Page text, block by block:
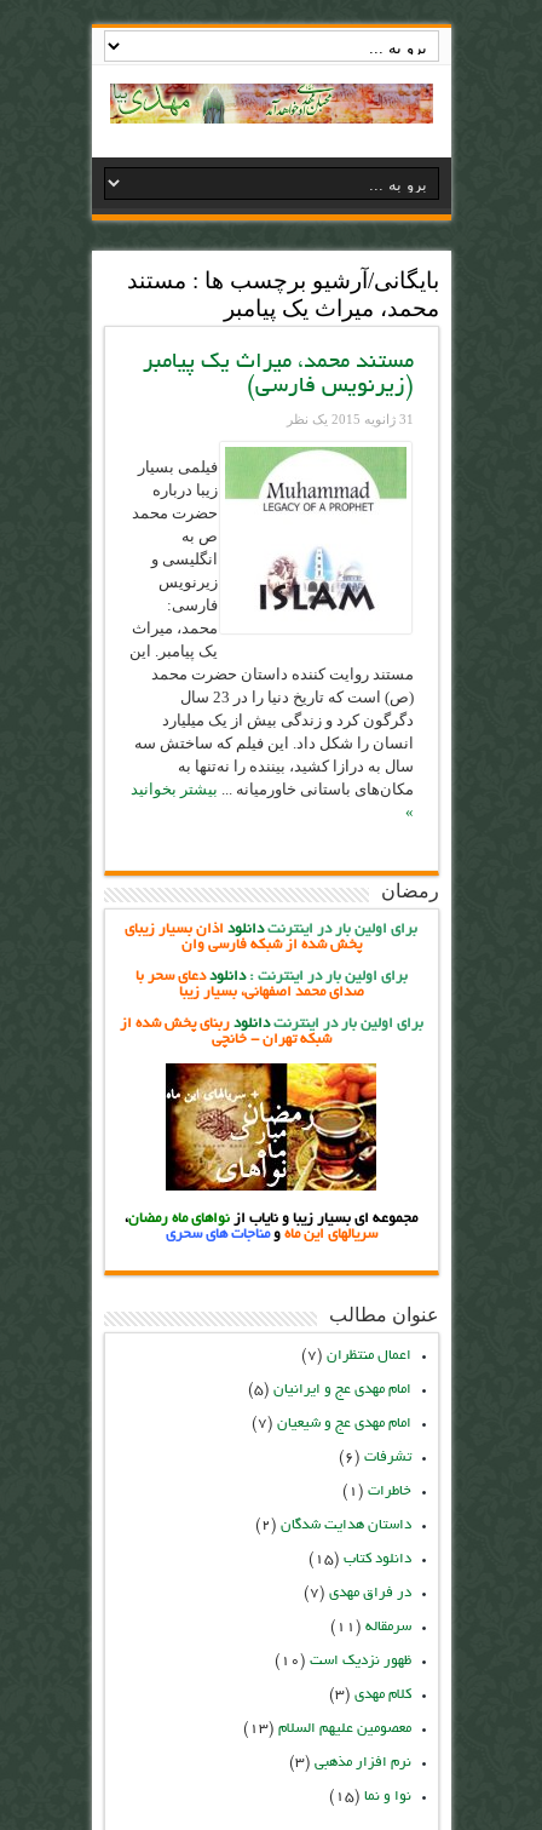
بایگانی/آرشیو برچسب ها : مستند
محمد، میراث یک پیامبر
مستند محمد، میراث یک پیامبر
(زیرنویس فارسی)
31 ژانویه 2015 یک نظر
فیلمی بسیار
زیبا درباره
حضرت محمد
ص به
انگلیسی و
زیرنویس
فارسی:
محمد، میراث
یک پیامبر. این
مستند روايت كننده داستان حضرت محمد
(ص) است که تاریخ دنیا را در 23 سال
دگرگون کرد و زندگی بیش از یک میلیارد
انسان را شکل داد. این فیلم که ساختش سه
سال به درازا کشید، بیننده را نه‌تنها به
مکان‌های باستانی خاورمیانه ... بیشتر بخوانید
»
رمضان
برای اولین بار در اینترنتدانلود اذان بسیار زیبای
پخش شده از شبکه فارسی وان
برای اولین بار در اینترنت: دانلوددعای سحر با
صدای محمد اصفهانی، بسیار زیبا
برای اولین بار در اینترنتدانلود ربنای پخش شده از
شبکه تهران - خانچی
مجموعه ای بسیار زیبا و نایاب از نواهای ماه رمضان،
سریالهای این ماه و مناجات های سحری
عنوان مطالب
اعمال منتظران (۷)
امام مهدی عج و ایرانیان (۵)
امام مهدی عج و شیعیان (۷)
تشرفات (۶)
خاطرات (۱)
داستان هدایت شدگان (۲)
دانلود کتاب (۱۵)
در فراق مهدی (۷)
سرمقاله (۱۱)
ظهور نزدیک است (۱۰)
کلام مهدی (۳)
معصومین علیهم السلام (۱۳)
نرم افزار مذهبی (۳)
نوا و نما (۱۵)